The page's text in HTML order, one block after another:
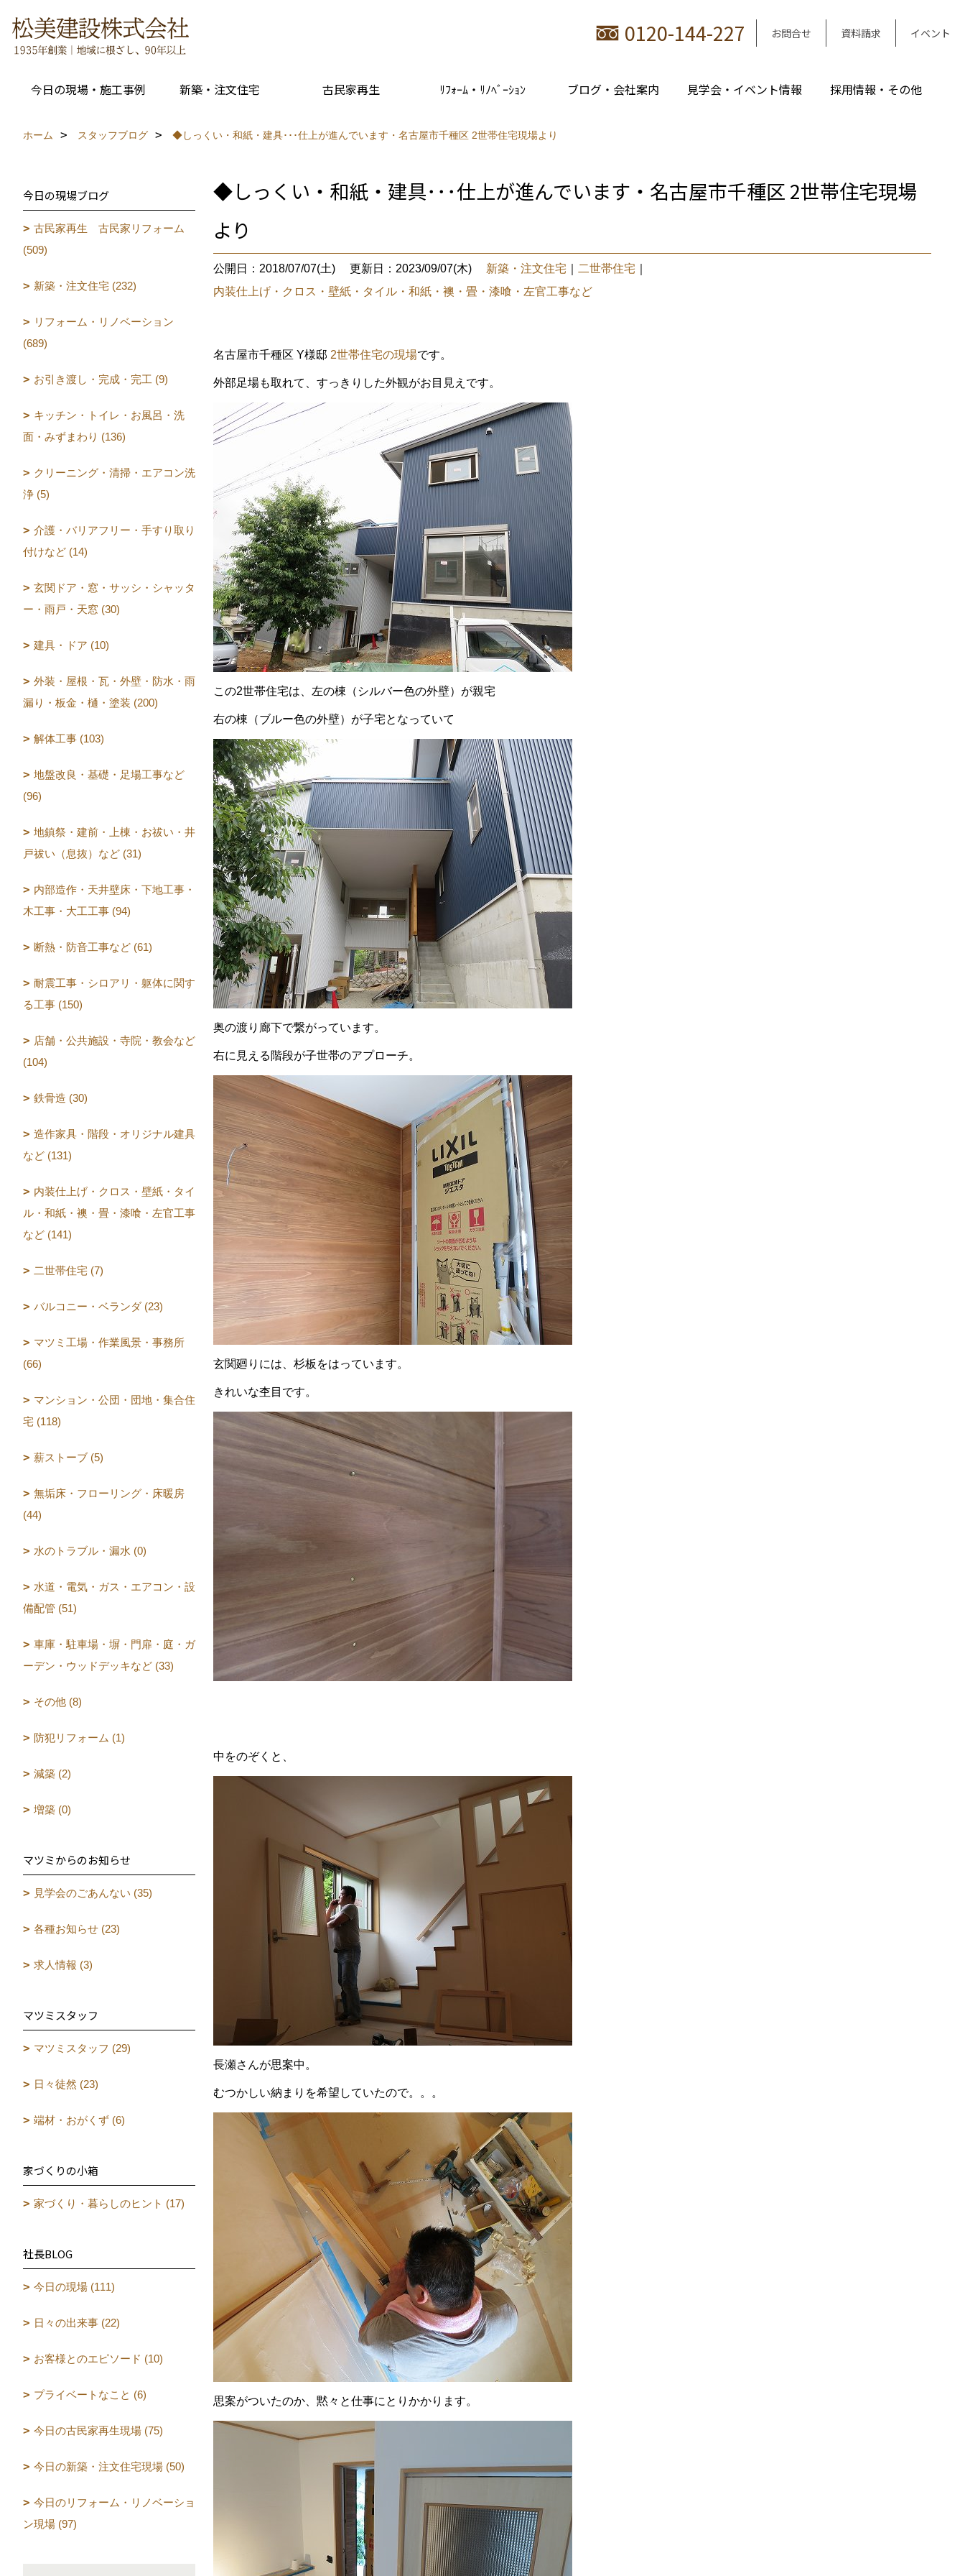
0120-144-227 お問合せ 資料請求 イベント
今日の現場・施工事例 新築・注文住宅 古民家再生 ﾘﾌｫｰﾑ・ﾘﾉﾍﾞｰｼｮﾝ ブログ・会社案内 見学会・イベント情報 採用情報・その他
ホーム スタッフブログ ◆しっくい・和紙・建具･･･仕上が進んでいます・名古屋市千種区 2世帯住宅現場より
◆しっくい・和紙・建具･･･仕上が進んでいます・名古屋市千種区 2世帯住宅現場
より
公開日：2018/07/07(土) 更新日：2023/09/07(木) 新築・注文住宅 二世帯住宅
内装仕上げ・クロス・壁紙・タイル・和紙・襖・畳・漆喰・左官工事など
名古屋市千種区 Y様邸 2世帯住宅の現場です。
外部足場も取れて、すっきりした外観がお目見えです。
この2世帯住宅は、左の棟（シルバー色の外壁）が親宅
右の棟（ブルー色の外壁）が子宅となっていて
奥の渡り廊下で繋がっています。
右に見える階段が子世帯のアプローチ。
玄関廻りには、杉板をはっています。
きれいな杢目です。
中をのぞくと、
長瀬さんが思案中。
むつかしい納まりを希望していたので。。。
思案がついたのか、黙々と仕事にとりかかります。
今日の現場ブログ
古民家再生 古民家リフォーム
(509)
新築・注文住宅 (232)
リフォーム・リノベーション
(689)
お引き渡し・完成・完工 (9)
キッチン・トイレ・お風呂・洗
面・みずまわり (136)
クリーニング・清掃・エアコン洗
浄 (5)
介護・バリアフリー・手すり取り
付けなど (14)
玄関ドア・窓・サッシ・シャッタ
ー・雨戸・天窓 (30)
建具・ドア (10)
外装・屋根・瓦・外壁・防水・雨
漏り・板金・樋・塗装 (200)
解体工事 (103)
地盤改良・基礎・足場工事など
(96)
地鎮祭・建前・上棟・お祓い・井
戸祓い（息抜）など (31)
内部造作・天井壁床・下地工事・
木工事・大工工事 (94)
断熱・防音工事など (61)
耐震工事・シロアリ・躯体に関す
る工事 (150)
店舗・公共施設・寺院・教会など
(104)
鉄骨造 (30)
造作家具・階段・オリジナル建具
など (131)
内装仕上げ・クロス・壁紙・タイ
ル・和紙・襖・畳・漆喰・左官工事
など (141)
二世帯住宅 (7)
バルコニー・ベランダ (23)
マツミ工場・作業風景・事務所
(66)
マンション・公団・団地・集合住
宅 (118)
薪ストーブ (5)
無垢床・フローリング・床暖房
(44)
水のトラブル・漏水 (0)
水道・電気・ガス・エアコン・設
備配管 (51)
車庫・駐車場・塀・門扉・庭・ガ
ーデン・ウッドデッキなど (33)
その他 (8)
防犯リフォーム (1)
減築 (2)
増築 (0)
マツミからのお知らせ
見学会のごあんない (35)
各種お知らせ (23)
求人情報 (3)
マツミスタッフ
マツミスタッフ (29)
日々徒然 (23)
端材・おがくず (6)
家づくりの小箱
家づくり・暮らしのヒント (17)
社長BLOG
今日の現場 (111)
日々の出来事 (22)
お客様とのエピソード (10)
プライベートなこと (6)
今日の古民家再生現場 (75)
今日の新築・注文住宅現場 (50)
今日のリフォーム・リノベーショ
ン現場 (97)